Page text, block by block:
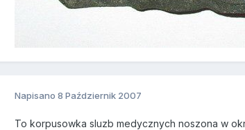
Napisano8 Październik 2007
To korpusowka sluzb medycznych noszona w